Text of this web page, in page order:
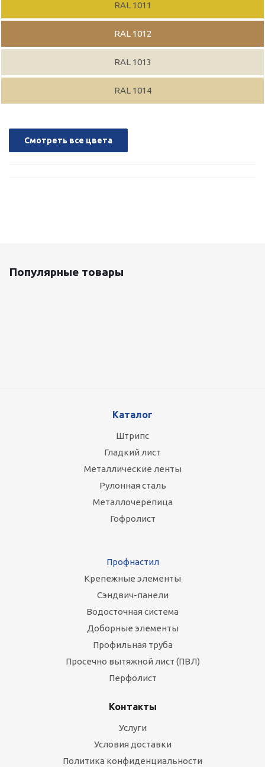
RAL 1011
RAL 1012
RAL 1013
RAL 1014
Смотреть все цвета
Популярные товары
Каталог
Штрипс
Гладкий лист
Металлические ленты
Рулонная сталь
Металлочерепица
Гофролист
Профнастил
Крепежные элементы
Сэндвич-панели
Водосточная система
Доборные элементы
Профильная труба
Просечно вытяжной лист (ПВЛ)
Перфолист
Контакты
Услуги
Условия доставки
Политика конфиденциальности